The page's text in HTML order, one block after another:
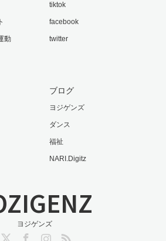
動
tiktok
facebook
twitter
ブログ
ヨジゲンズ
ダンス
福祉
NARI.Digitz
ヨジゲンズ
RSS